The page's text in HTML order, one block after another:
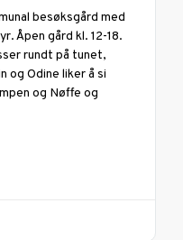
besøksgård med
Åpen gård kl. 12-18.
rundt på tunet,
og Odine liker å si
og Nøffe og